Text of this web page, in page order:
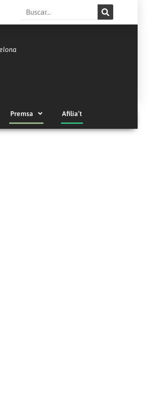
Search
Premsa Afilia’t